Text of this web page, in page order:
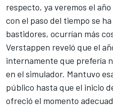
respecto, ya veremos el
con el paso del tiempo se
bastidores, ocurrían más
Verstappen reveló que el
internamente que prefería
en el simulador. Mantuvo
público hasta que el inicio
ofreció el momento